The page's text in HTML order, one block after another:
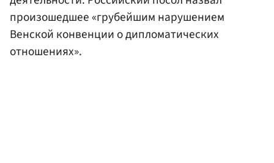
произошедшее «грубейшим нарушением
Венской конвенции о дипломатических
отношениях».